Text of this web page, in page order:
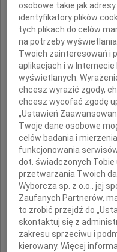
osobowe takie jak
identyfikatory plików
tych plikach do celów
na potrzeby
Twoich zainteresowań i
aplikacjach i w
wyświetlanych.
chcesz wyrazić zgody,
chcesz wycofać zgodę
„Ustawień
Twoje dane osobowe
celów badania i
funkcjonowania
dot. świadczonych Tobie
przetwarzania Twoich
Wyborcza sp. z o.o., jej
Zaufanych Partnerów,
to zrobić przejdź do
skontaktuj się z
zakresu sprzeciwu i
kierowany. Więcej